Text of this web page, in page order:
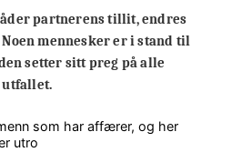
partnerens tillit, endres
mennesker er i stand til
setter sitt preg på alle
utfallet.
som har affærer, og her
utro